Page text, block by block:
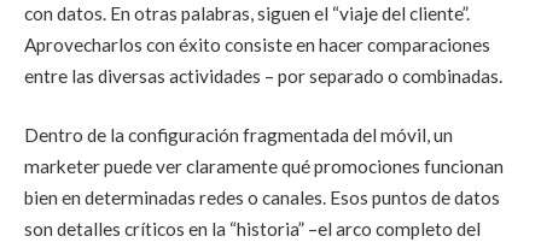
con datos. En otras palabras, siguen el “viaje del cliente”.
Aprovecharlos con éxito consiste en hacer comparaciones
entre las diversas actividades – por separado o combinadas.
Dentro de la configuración fragmentada del móvil, un
marketer puede ver claramente qué promociones funcionan
bien en determinadas redes o canales. Esos puntos de datos
son detalles críticos en la “historia” –el arco completo del